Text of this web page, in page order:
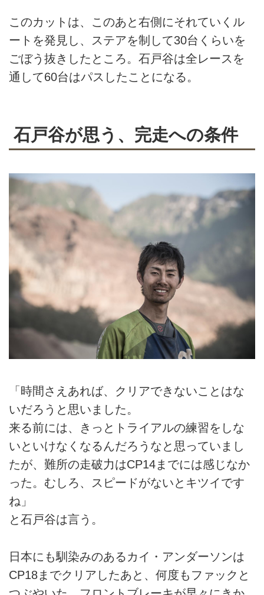
このカットは、このあと右側にそれていくル
ートを発見し、ステアを制して30台くらいを
ごぼう抜きしたところ。石戸谷は全レースを
通して60台はパスしたことになる。
石戸谷が思う、完走への条件
「時間さえあれば、クリアできないことはな
いだろうと思いました。
来る前には、きっとトライアルの練習をしな
いといけなくなるんだろうなと思っていまし
たが、難所の走破力はCP14までには感じなか
った。むしろ、スピードがないとキツイです
ね」
と石戸谷は言う。
日本にも馴染みのあるカイ・アンダーソンは
CP18までクリアしたあと、何度もファックと